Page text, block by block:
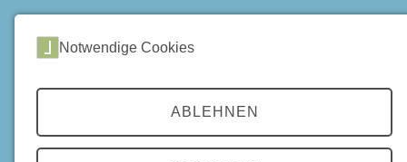
MTB-ROUTEN FÜR FAMILIEN
Notwendige Cookies
ABLEHNEN